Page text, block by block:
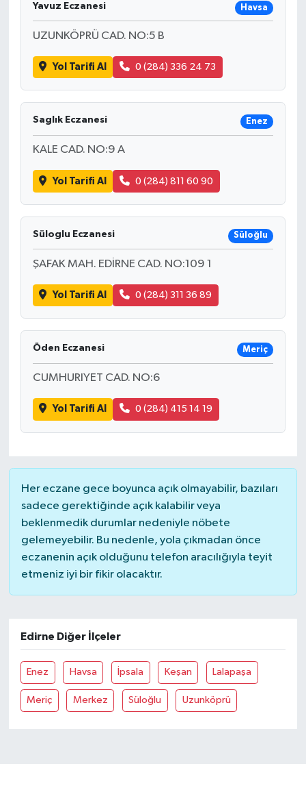
Yavuz Eczanesi Havsa
UZUNKÖPRÜ CAD. NO:5 B
Yol Tarifi Al 0 (284) 336 24 73
Saglık Eczanesi Enez
KALE CAD. NO:9 A
Yol Tarifi Al 0 (284) 811 60 90
Süloglu Eczanesi Süloğlu
ŞAFAK MAH. EDİRNE CAD. NO:109 1
Yol Tarifi Al 0 (284) 311 36 89
Öden Eczanesi Meriç
CUMHURIYET CAD. NO:6
Yol Tarifi Al 0 (284) 415 14 19
Her eczane gece boyunca açık olmayabilir, bazıları
sadece gerektiğinde açık kalabilir veya
beklenmedik durumlar nedeniyle nöbete
gelemeyebilir. Bu nedenle, yola çıkmadan önce
eczanenin açık olduğunu telefon aracılığıyla teyit
etmeniz iyi bir fikir olacaktır.
Edirne Diğer İlçeler
Enez Havsa İpsala Keşan Lalapaşa
Meriç Merkez Süloğlu Uzunköprü